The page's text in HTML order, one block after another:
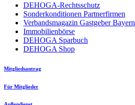
DEHOGA-Rechtsschutz
Sonderkonditionen Partnerfirmen
Verbandsmagazin Gastgeber Bayern
Immobilienbörse
DEHOGA Sparbuch
DEHOGA Shop
Mitgliedsantrag
Für Mitglieder